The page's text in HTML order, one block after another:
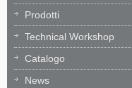
Prodotti
Technical Workshop
Catalogo
News